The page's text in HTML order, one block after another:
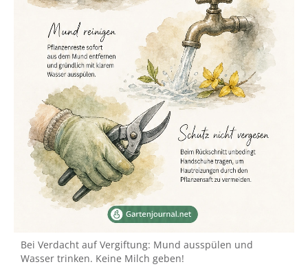
Bei Verdacht auf Vergiftung: Mund ausspülen und
Wasser trinken. Keine Milch geben!